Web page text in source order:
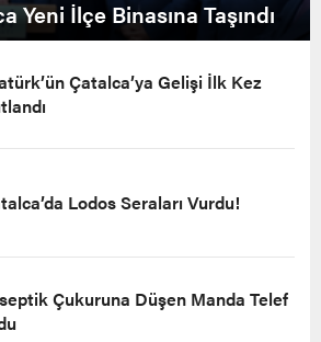
Yeni İlçe Binasına Taşındı
Çatalca’ya Gelişi İlk Kez
Lodos Seraları Vurdu!
Çukuruna Düşen Manda Telef